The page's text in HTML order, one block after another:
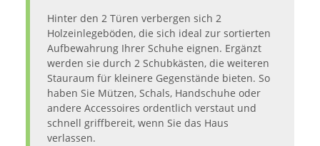
Hinter den 2 Türen verbergen sich 2
Holzeinlegeböden, die sich ideal zur sortierten
Aufbewahrung Ihrer Schuhe eignen. Ergänzt
werden sie durch 2 Schubkästen, die weiteren
Stauraum für kleinere Gegenstände bieten. So
haben Sie Mützen, Schals, Handschuhe oder
andere Accessoires ordentlich verstaut und
schnell griffbereit, wenn Sie das Haus
verlassen.